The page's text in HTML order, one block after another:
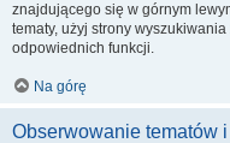
znajdującego się w górnym
tematy, użyj strony
odpowiednich funkcji.
Na górę
Obserwowanie tematów i